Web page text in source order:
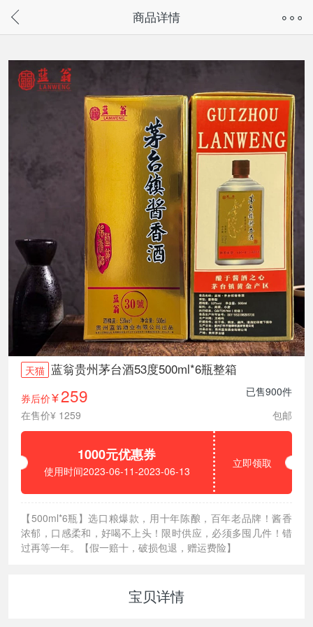
请通过微信或支付宝搜“奇兔客小程序”访问
商品详情
天猫 蓝翁贵州茅台酒53度500ml*6瓶整箱
券后价¥259
已售900件
在售价¥ 1259
包邮
1000元优惠券
使用时间2023-06-11-2023-06-13
立即领取
【500ml*6瓶】选口粮爆款，用十年陈酿，百年老品牌！酱香
浓郁，口感柔和，好喝不上头！限时供应，必须多囤几件！错
过再等一年。【假一赔十，破损包退，赠运费险】
宝贝详情